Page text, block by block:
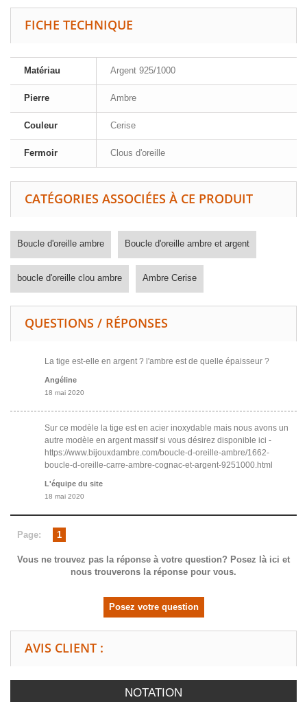
FICHE TECHNIQUE
Matériau Argent 925/1000
Pierre Ambre
Couleur Cerise
Fermoir Clous d'oreille
CATÉGORIES ASSOCIÉES À CE PRODUIT
Boucle d'oreille ambre Boucle d'oreille ambre et argent
boucle d'oreille clou ambre Ambre Cerise
QUESTIONS / RÉPONSES
La tige est-elle en argent ? l'ambre est de quelle épaisseur ?
Angéline
18 mai 2020
Sur ce modèle la tige est en acier inoxydable mais nous avons un
autre modèle en argent massif si vous désirez disponible ici -
https://www.bijouxdambre.com/boucle-d-oreille-ambre/1662-
boucle-d-oreille-carre-ambre-cognac-et-argent-9251000.html
L'équipe du site
18 mai 2020
Page: 1
Vous ne trouvez pas la réponse à votre question? Posez là ici et
nous trouverons la réponse pour vous.
Posez votre question
AVIS CLIENT :
NOTATION